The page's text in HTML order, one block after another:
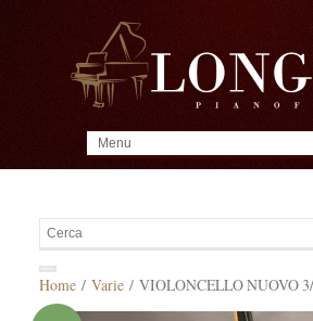
Home/ Varie/ VIOLONCELLO NUOVO